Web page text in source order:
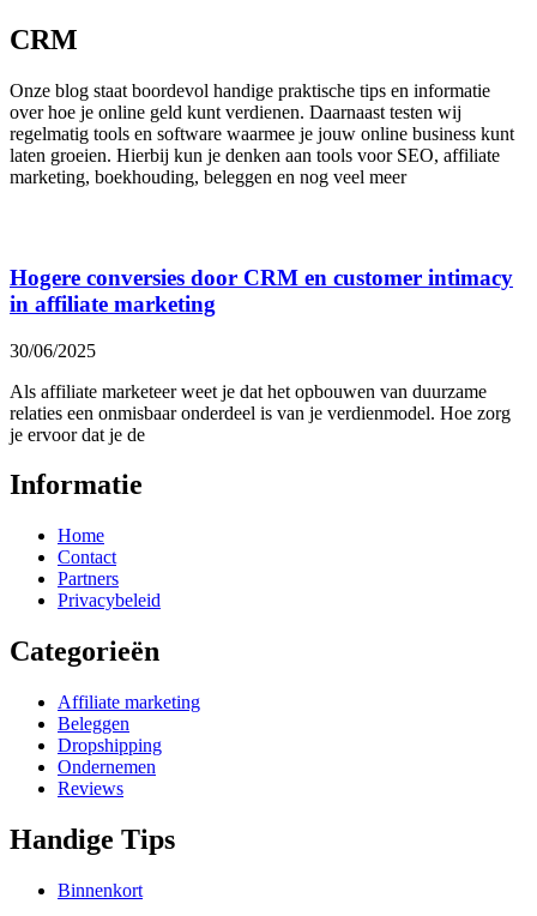
CRM
Onze blog staat boordevol handige praktische tips en informatie
over hoe je online geld kunt verdienen. Daarnaast testen wij
regelmatig tools en software waarmee je jouw online business kunt
laten groeien. Hierbij kun je denken aan tools voor SEO, affiliate
marketing, boekhouding, beleggen en nog veel meer
Hogere conversies door CRM en customer intimacy
in affiliate marketing
30/06/2025
Als affiliate marketeer weet je dat het opbouwen van duurzame
relaties een onmisbaar onderdeel is van je verdienmodel. Hoe zorg
je ervoor dat je de
Informatie
Home
Contact
Partners
Privacybeleid
Categorieën
Affiliate marketing
Beleggen
Dropshipping
Ondernemen
Reviews
Handige Tips
Binnenkort